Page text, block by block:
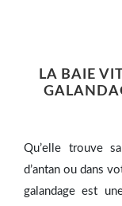
LA BAIE
Qu’elle trouve
d’antan ou dans
galandage est